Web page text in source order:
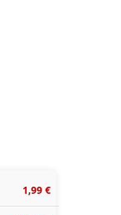
1,99 €